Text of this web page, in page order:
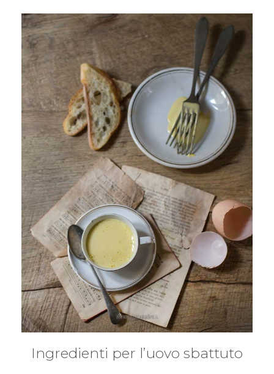
Ingredienti per l’uovo sbattuto